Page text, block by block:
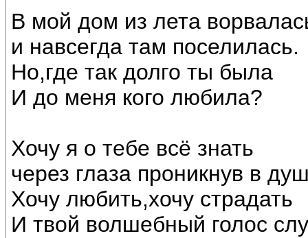
В мой дом из лета
и навсегда там поселилась.
Но,где так долго ты была
И до меня кого любила?
Хочу я о тебе всё знать
через глаза проникнув в
Хочу любить,хочу страдать
И твой волшебный голос